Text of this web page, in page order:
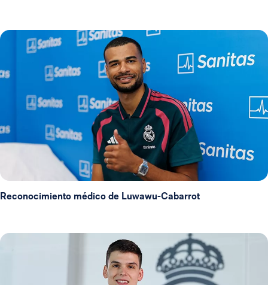
Reconocimiento médico de Luwawu-Cabarrot